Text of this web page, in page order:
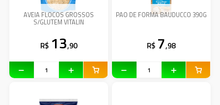
AVEIA FLOCOS GROSSOS
S/GLUTEM VITALIN
R$ 13,90
PAO DE FORMA BAUDUCCO 390G
R$ 7,98